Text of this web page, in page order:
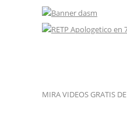
MIRA VIDEOS GRATIS